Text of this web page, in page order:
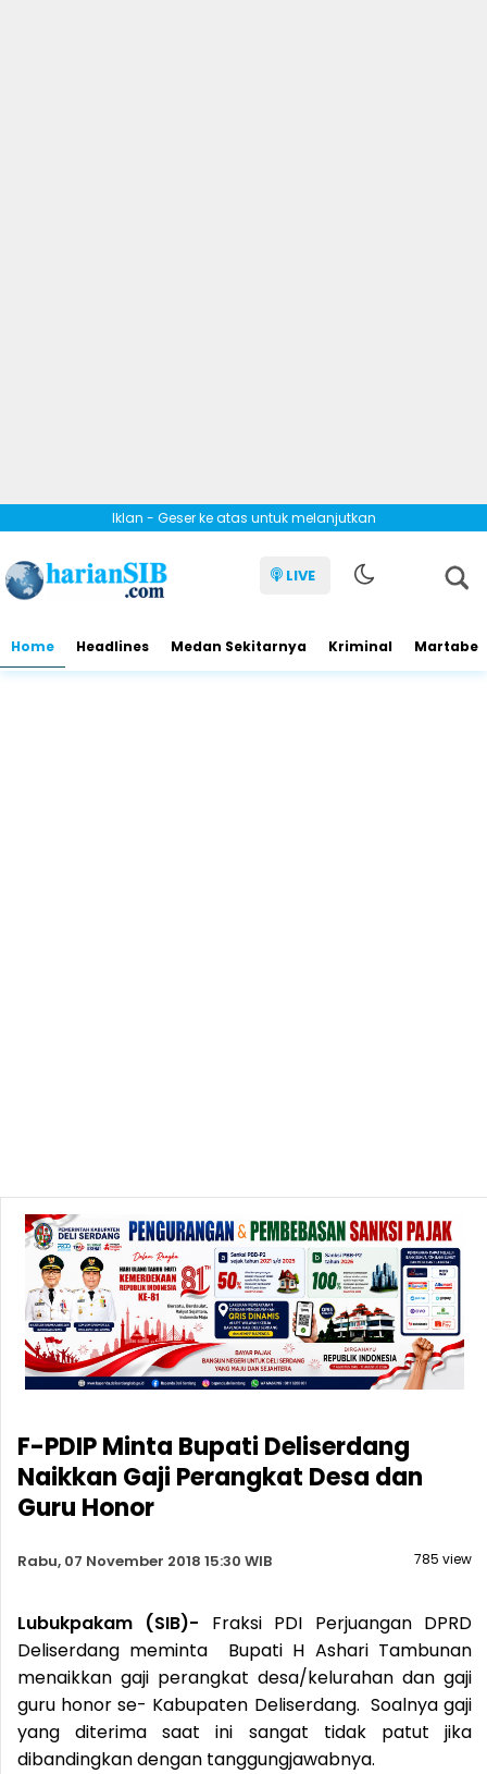
Iklan - Geser ke atas untuk melanjutkan
LIVE
Home Headlines Medan Sekitarnya Kriminal Martabe
F-PDIP Minta Bupati Deliserdang
Naikkan Gaji Perangkat Desa dan
Guru Honor
Rabu, 07 November 2018 15:30 WIB 785 view
Lubukpakam (SIB)- Fraksi PDI Perjuangan DPRD
Deliserdang meminta Bupati H Ashari Tambunan
menaikkan gaji perangkat desa/kelurahan dan gaji
guru honor se- Kabupaten Deliserdang. Soalnya gaji
yang diterima saat ini sangat tidak patut jika
dibandingkan dengan tanggungjawabnya.